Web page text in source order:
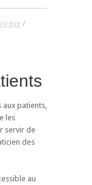
/
patients,
les
servir de
des
au